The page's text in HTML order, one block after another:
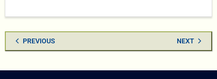
PREVIOUS NEXT